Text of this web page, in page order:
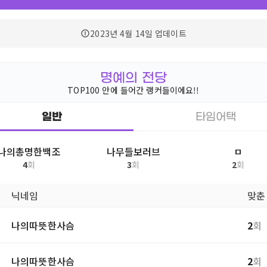
2023년 4월 14일 업데이트
명예의 전당
TOP100 안에 들어간 랭커들이에요!!
일반 타임어택
의총명한백조
4회
나무들보러브
3회
ㅁ
2회
닉네임 맞
나의따뜻한사슴 2회
나의따뜻한사슴 2회